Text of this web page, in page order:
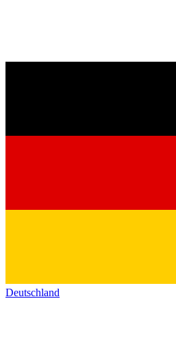
Deutschland